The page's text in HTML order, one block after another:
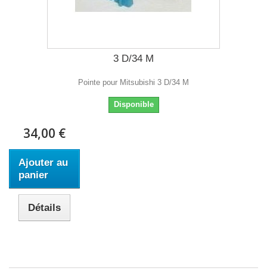
3 D/34 M
Pointe pour Mitsubishi 3 D/34 M
Disponible
34,00 €
Ajouter au
panier
Détails